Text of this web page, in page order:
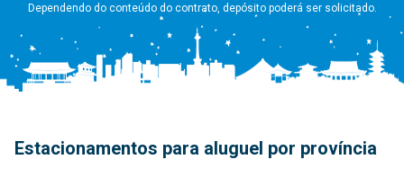
Dependendo do conteúdo do contrato, depósito poderá ser solicitado.
Estacionamentos para aluguel por província